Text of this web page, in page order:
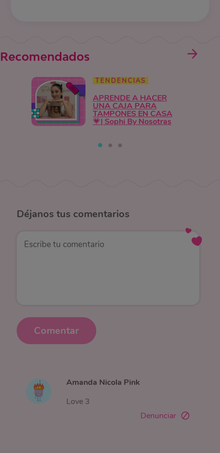
Recomendados
TENDENCIAS
APRENDE A HACER
UNA CAJA PARA
TAMPONES EN CASA
💗| Sophi By Nosotras
Déjanos tus comentarios
Comentar
Amanda Nicola Pink
Love 3
Denunciar